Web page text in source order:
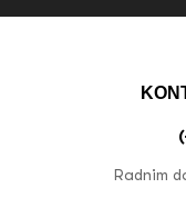
Radnim